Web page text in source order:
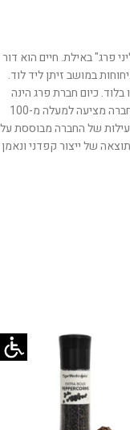
פרג" באילת. חיים הוא דור
במושב זיתן ליד לוד.
שלו בלוד. כיום חברת פרג הינה
אחת החברות המובילות בישראל בתחום התבלינים, החברה מציעה למעלה מ-100
של החברה מבוססת על
של ייצור קפדני ונאמן